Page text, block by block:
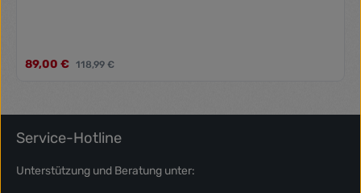
Verkaufspreis:
89,00 € Regulärer Preis:
118,99 €
Service-Hotline
Unterstützung und Beratung unter: